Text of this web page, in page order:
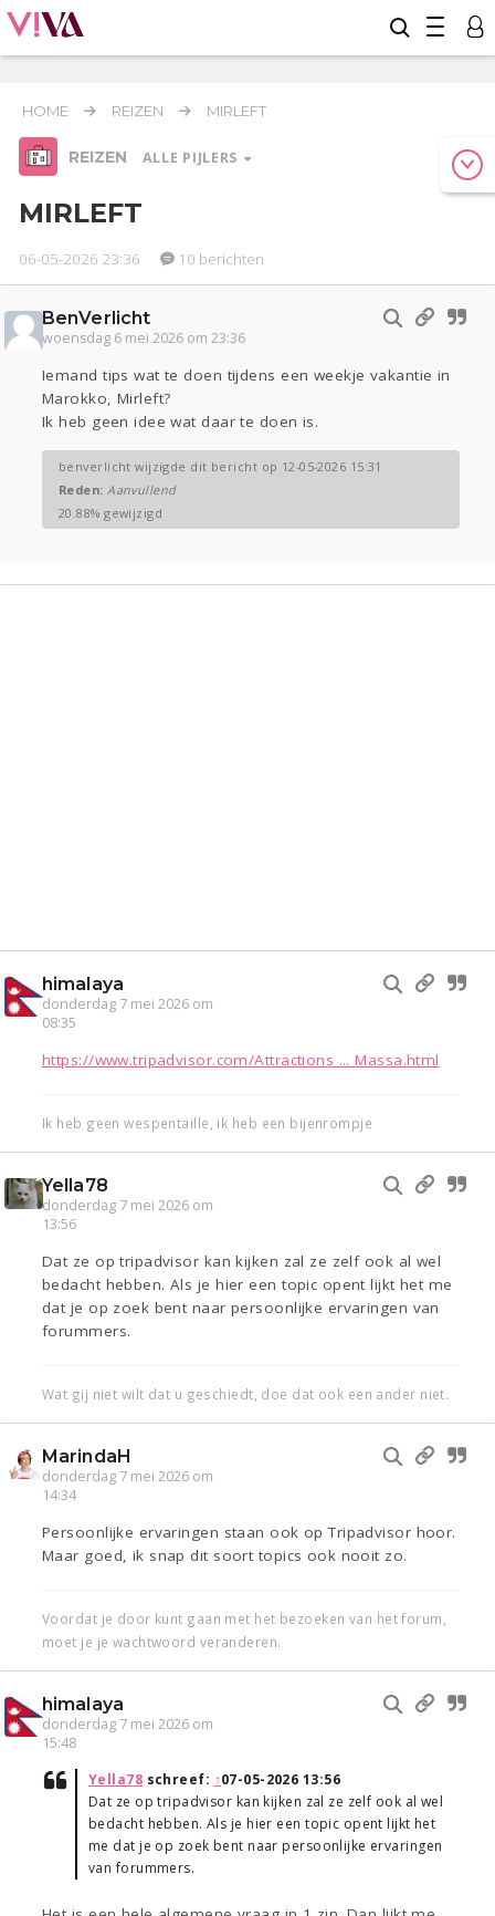
HOME REIZEN MIRLEFT
REIZEN ALLE PIJLERS
Relaties Werk & Studie
Reizen
COVID-19
Actueel Oekraïne
Kinderen
Digi Eten
Zwanger
Sport
Contact
Gevraagd
MIRLEFT
06-05-2026 23:36 10 berichten
BenVerlicht
woensdag 6 mei 2026 om 23:36
Iemand tips wat te doen tijdens een weekje vakantie in
Marokko, Mirleft?
Ik heb geen idee wat daar te doen is.
benverlicht wijzigde dit bericht op 12-05-2026 15:31
Reden:Aanvullend
20.88% gewijzigd
himalaya
donderdag 7 mei 2026 om
08:35
https://www.tripadvisor.com/Attractions ... Massa.html
Ik heb geen wespentaille, ik heb een bijenrompje
Yella78
donderdag 7 mei 2026 om
13:56
Dat ze op tripadvisor kan kijken zal ze zelf ook al wel
bedacht hebben. Als je hier een topic opent lijkt het me
dat je op zoek bent naar persoonlijke ervaringen van
forummers.
Wat gij niet wilt dat u geschiedt, doe dat ook een ander niet.
MarindaH
donderdag 7 mei 2026 om
14:34
Persoonlijke ervaringen staan ook op Tripadvisor hoor.
Maar goed, ik snap dit soort topics ook nooit zo.
Voordat je door kunt gaan met het bezoeken van het forum,
moet je je wachtwoord veranderen.
himalaya
donderdag 7 mei 2026 om
15:48
Yella78 schreef: ↑07-05-2026 13:56
Dat ze op tripadvisor kan kijken zal ze zelf ook al wel
bedacht hebben. Als je hier een topic opent lijkt het
me dat je op zoek bent naar persoonlijke ervaringen
van forummers.